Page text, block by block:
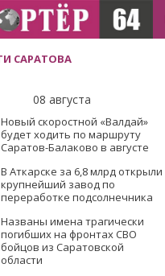
САРАТОВА
08 августа
Новый скоростной «Валдай»
будет ходить по маршруту
Саратов-Балаково в августе
В Аткарске за 6,8 млрд открыли
крупнейший завод по
переработке подсолнечника
Названы имена трагически
погибших на фронтах СВО
бойцов из Саратовской
области